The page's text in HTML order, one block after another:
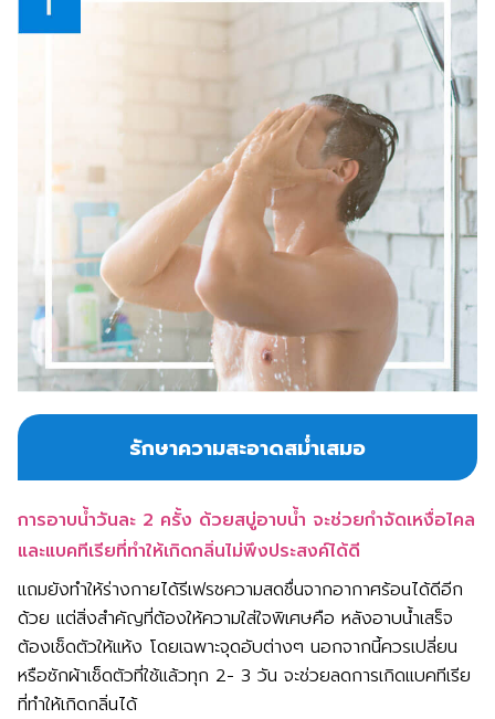
รักษาความสะอาดสม่ำเสมอ
การอาบน้ำวันละ 2 ครั้ง ด้วยสบู่อาบน้ำ จะช่วยกำจัดเหงื่อไคล
และแบคทีเรียที่ทำให้เกิดกลิ่นไม่พึงประสงค์ได้ดี
แถมยังทำให้ร่างกายได้รีเฟรชความสดชื่นจากอากาศร้อนได้ดีอีก
ด้วย แต่สิ่งสำคัญที่ต้องให้ความใส่ใจพิเศษคือ หลังอาบน้ำเสร็จ
ต้องเช็ดตัวให้แห้ง โดยเฉพาะจุดอับต่างๆ นอกจากนี้ควรเปลี่ยน
หรือซักผ้าเช็ดตัวที่ใช้แล้วทุก 2- 3 วัน จะช่วยลดการเกิดแบคทีเรีย
ที่ทำให้เกิดกลิ่นได้